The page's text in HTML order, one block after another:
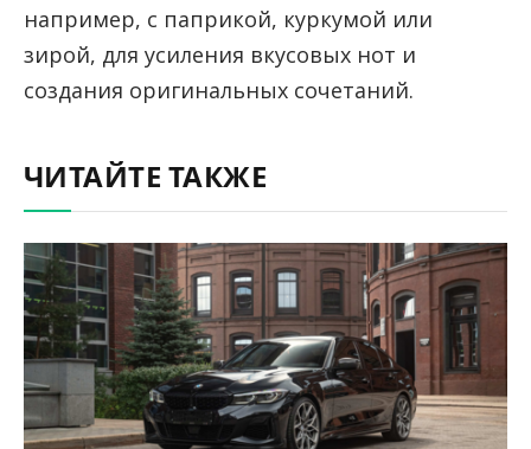
например, с паприкой, куркумой или
зирой, для усиления вкусовых нот и
создания оригинальных сочетаний.
ЧИТАЙТЕ ТАКЖЕ